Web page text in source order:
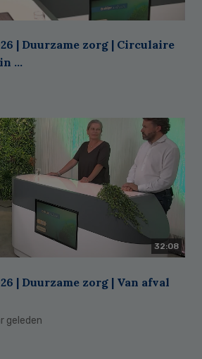
| Duurzame zorg | Circulaire
...
32:08
| Duurzame zorg | Van afval
geleden